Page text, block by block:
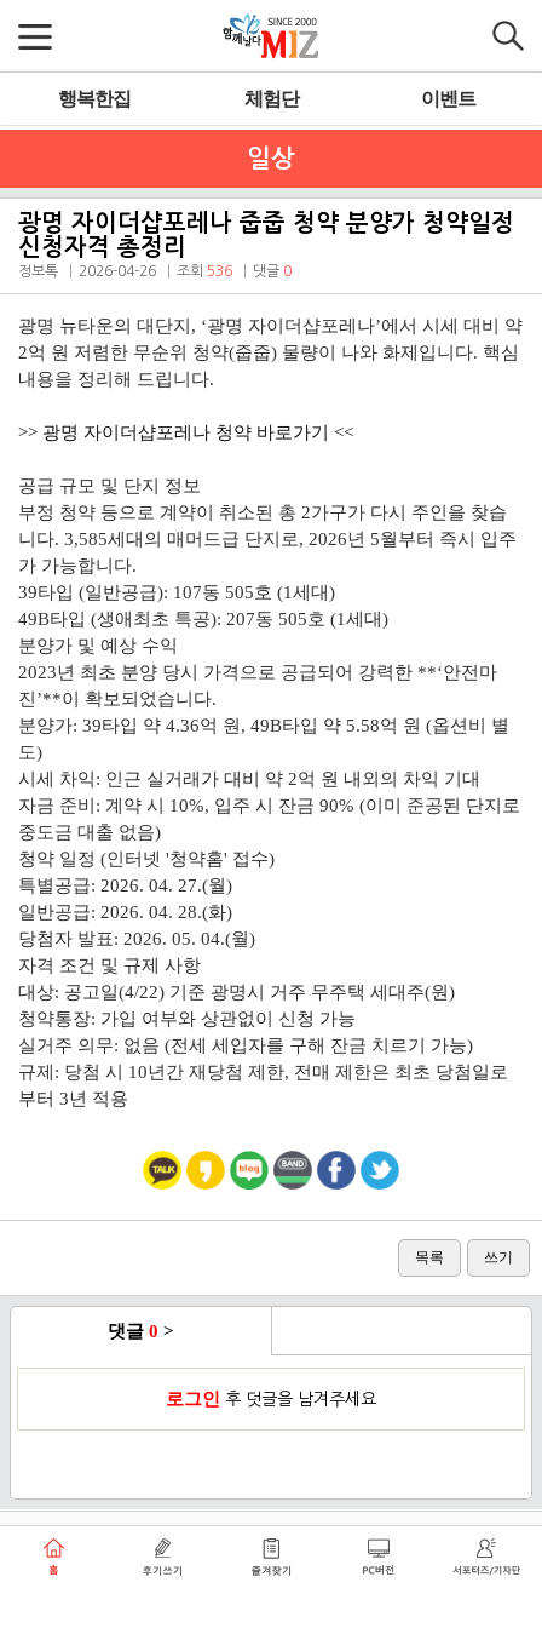
행복한집 체험단 이벤트
일상
광명 자이더샵포레나 줍줍 청약 분양가 청약일정
신청자격 총정리
정보톡 2026-04-26 조회 536 댓글 0
광명 뉴타운의 대단지, ‘광명 자이더샵포레나’에서 시세 대비 약
2억 원 저렴한 무순위 청약(줍줍) 물량이 나와 화제입니다. 핵심
내용을 정리해 드립니다.
>> 광명 자이더샵포레나 청약 바로가기 <<
공급 규모 및 단지 정보
부정 청약 등으로 계약이 취소된 총 2가구가 다시 주인을 찾습
니다. 3,585세대의 매머드급 단지로, 2026년 5월부터 즉시 입주
가 가능합니다.
39타입 (일반공급): 107동 505호 (1세대)
49B타입 (생애최초 특공): 207동 505호 (1세대)
분양가 및 예상 수익
2023년 최초 분양 당시 가격으로 공급되어 강력한 **‘안전마
진’**이 확보되었습니다.
분양가: 39타입 약 4.36억 원, 49B타입 약 5.58억 원 (옵션비 별
도)
시세 차익: 인근 실거래가 대비 약 2억 원 내외의 차익 기대
자금 준비: 계약 시 10%, 입주 시 잔금 90% (이미 준공된 단지로
중도금 대출 없음)
청약 일정 (인터넷 '청약홈' 접수)
특별공급: 2026. 04. 27.(월)
일반공급: 2026. 04. 28.(화)
당첨자 발표: 2026. 05. 04.(월)
자격 조건 및 규제 사항
대상: 공고일(4/22) 기준 광명시 거주 무주택 세대주(원)
청약통장: 가입 여부와 상관없이 신청 가능
실거주 의무: 없음 (전세 세입자를 구해 잔금 치르기 가능)
규제: 당첨 시 10년간 재당첨 제한, 전매 제한은 최초 당첨일로
부터 3년 적용
목록 쓰기
댓글 0 >
로그인 후 덧글을 남겨주세요
개인정보취급방침 로그인
쑥쑥플래닛 주식회사 대표이사 : 천선아